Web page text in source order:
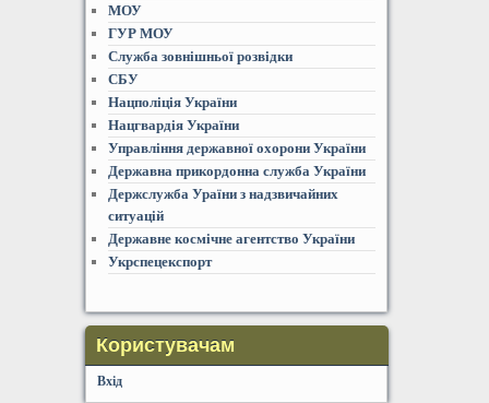
МОУ
ГУР МОУ
Служба зовнішньої розвідки
СБУ
Нацполіція України
Нацгвардія України
Управління державної охорони України
Державна прикордонна служба України
Держслужба Ураїни з надзвичайних
ситуацій
Державне космічне агентство України
Укрспецекспорт
Користувачам
Вхід